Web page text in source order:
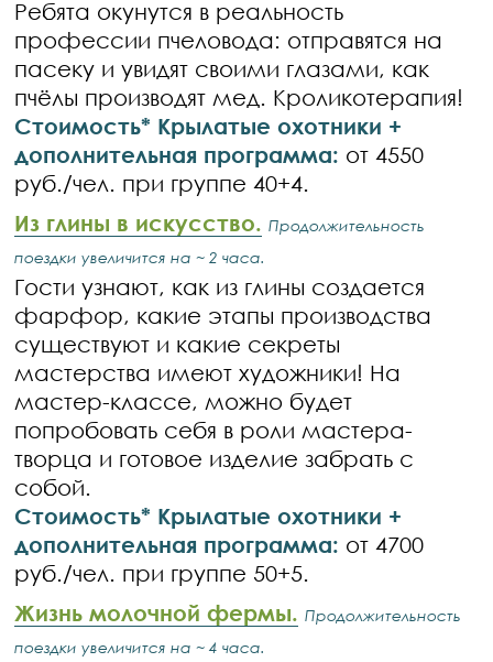
Ребята окунутся в реальность
профессии пчеловода: отправятся на
пасеку и увидят своими глазами, как
пчёлы производят мед. Кроликотерапия!
Стоимость* Крылатые охотники +
дополнительная программа: от 4550
руб./чел. при группе 40+4.
Из глины в искусство. Продолжительность
поездки увеличится на ~ 2 часа.
Гости узнают, как из глины создается
фарфор, какие этапы производства
существуют и какие секреты
мастерства имеют художники! На
мастер-классе, можно будет
попробовать себя в роли мастера-
творца и готовое изделие забрать с
собой.
Стоимость* Крылатые охотники +
дополнительная программа: от 4700
руб./чел. при группе 50+5.
Жизнь молочной фермы. Продолжительность
поездки увеличится на ~ 4 часа.